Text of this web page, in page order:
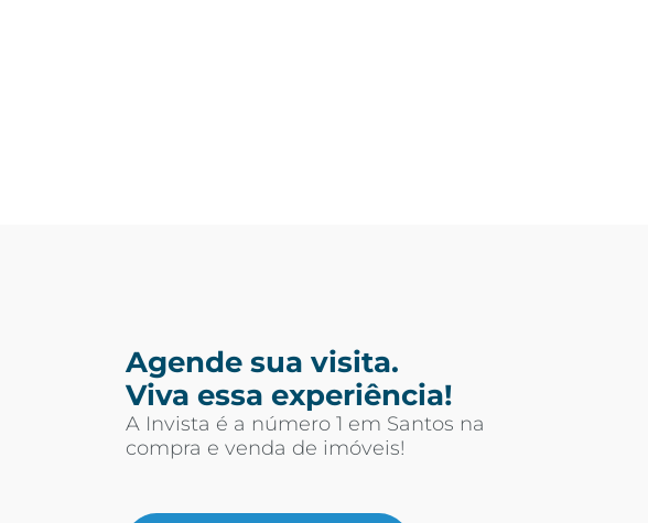
Agende sua visita.
Viva essa experiência!
A Invista é a número 1 em Santos na
compra e venda de imóveis!